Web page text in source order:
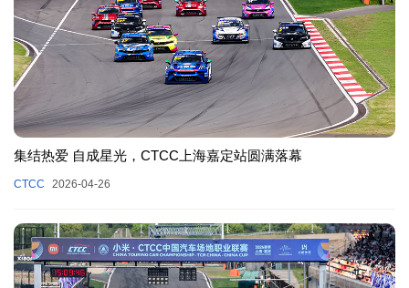
集结热爱 自成星光，CTCC上海嘉定站圆满落幕
CTCC 2026-04-26